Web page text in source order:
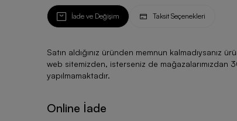
İade ve Değişim Taksit Seçenekleri
Satın aldığınız üründen memnun kalmadıysanız
web sitemizden, isterseniz de
yapılmamaktadır.
Online İade